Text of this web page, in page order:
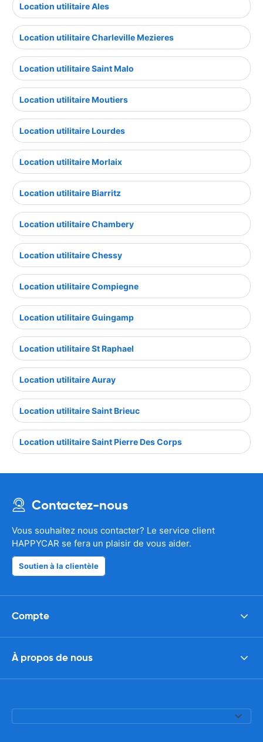
Location utilitaire Ales
Location utilitaire Charleville Mezieres
Location utilitaire Saint Malo
Location utilitaire Moutiers
Location utilitaire Lourdes
Location utilitaire Morlaix
Location utilitaire Biarritz
Location utilitaire Chambery
Location utilitaire Chessy
Location utilitaire Compiegne
Location utilitaire Guingamp
Location utilitaire St Raphael
Location utilitaire Auray
Location utilitaire Saint Brieuc
Location utilitaire Saint Pierre Des Corps
Contactez-nous
Vous souhaitez nous contacter? Le service client
HAPPYCAR se fera un plaisir de vous aider.
Soutien à la clientèle
Compte
À propos de nous